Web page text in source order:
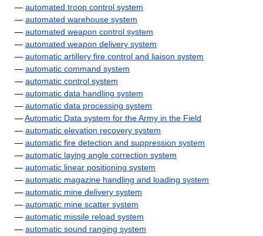
— automated troop control system
— automated warehouse system
— automated weapon control system
— automated weapon delivery system
— automatic artillery fire control and liaison system
— automatic command system
— automatic control system
— automatic data handling system
— automatic data processing system
—Automatic Data system for the Army in the Field
— automatic elevation recovery system
— automatic fire detection and suppression system
— automatic laying angle correction system
— automatic linear positioning system
— automatic magazine handling and loading system
— automatic mine delivery system
— automatic mine scatter system
— automatic missile reload system
— automatic sound ranging system